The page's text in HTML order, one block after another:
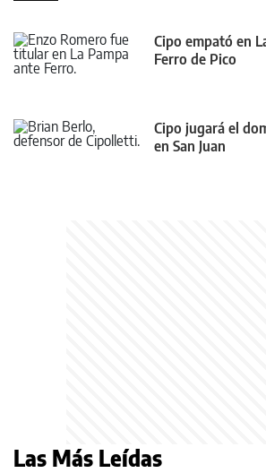
Cipo empató en
Ferro de Pico
Cipo jugará el
en San Juan
Las Más Leídas